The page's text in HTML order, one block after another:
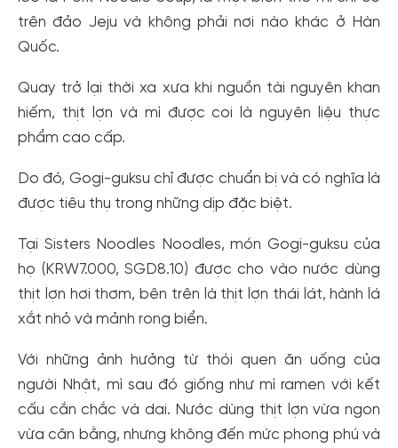
trên đảo Jeju và không phải nơi nào khác ở Hàn
Quốc.
Quay trở lại thời xa xưa khi nguồn tài nguyên khan
hiếm, thịt lợn và mì được coi là nguyên liệu thực
phẩm cao cấp.
Do đó, Gogi-guksu chỉ được chuẩn bị và có nghĩa là
được tiêu thụ trong những dịp đặc biệt.
Tại Sisters Noodles Noodles, món Gogi-guksu của
họ (KRW7.000, SGD8.10) được cho vào nước dùng
thịt lợn hơi thơm, bên trên là thịt lợn thái lát, hành lá
xắt nhỏ và mảnh rong biển.
Với những ảnh hưởng từ thói quen ăn uống của
người Nhật, mì sau đó giống như mì ramen với kết
cấu cắn chắc và dai. Nước dùng thịt lợn vừa ngon
vừa cân bằng, nhưng không đến mức phong phú và